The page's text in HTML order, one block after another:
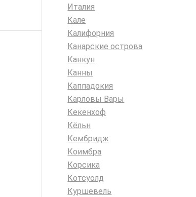
Италия
Кале
Калифорния
Канарские острова
Канкун
Канны
Каппадокия
Карловы Вары
Кекенхоф
Кёльн
Кембридж
Коимбра
Корсика
Котсуолд
Куршевель